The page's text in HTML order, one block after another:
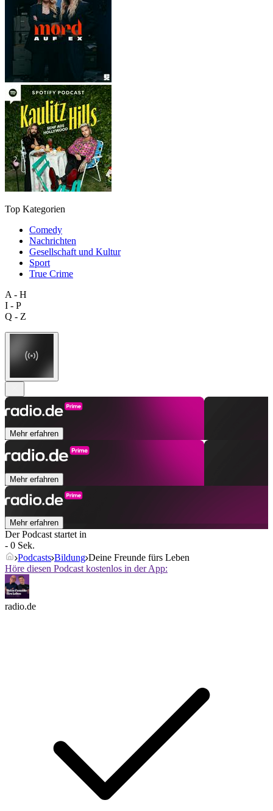
Top Kategorien
Comedy
Nachrichten
Gesellschaft und Kultur
Sport
True Crime
A - H
I - P
Q - Z
Mehr erfahren
Mehr erfahren
Mehr erfahren
Der Podcast startet in
- 0 Sek.
Podcasts Bildung Deine Freunde fürs Leben
Höre diesen Podcast kostenlos in der App:
radio.de